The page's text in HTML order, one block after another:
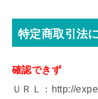
特定商取引法
確認できず
ＵＲＬ：http://